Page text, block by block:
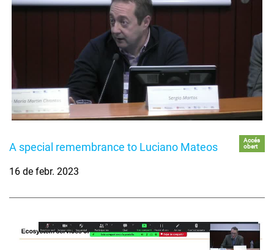
A special remembrance to Luciano Mateos
Accés
obert
16 de febr. 2023